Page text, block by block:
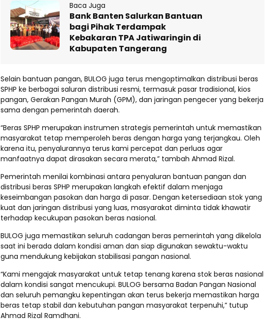
Baca Juga
Bank Banten Salurkan Bantuan
bagi Pihak Terdampak
Kebakaran TPA Jatiwaringin di
Kabupaten Tangerang
Selain bantuan pangan, BULOG juga terus mengoptimalkan distribusi beras
SPHP ke berbagai saluran distribusi resmi, termasuk pasar tradisional, kios
pangan, Gerakan Pangan Murah (GPM), dan jaringan pengecer yang bekerja
sama dengan pemerintah daerah.
“Beras SPHP merupakan instrumen strategis pemerintah untuk memastikan
masyarakat tetap memperoleh beras dengan harga yang terjangkau. Oleh
karena itu, penyalurannya terus kami percepat dan perluas agar
manfaatnya dapat dirasakan secara merata,” tambah Ahmad Rizal.
Pemerintah menilai kombinasi antara penyaluran bantuan pangan dan
distribusi beras SPHP merupakan langkah efektif dalam menjaga
keseimbangan pasokan dan harga di pasar. Dengan ketersediaan stok yang
kuat dan jaringan distribusi yang luas, masyarakat diminta tidak khawatir
terhadap kecukupan pasokan beras nasional.
BULOG juga memastikan seluruh cadangan beras pemerintah yang dikelola
saat ini berada dalam kondisi aman dan siap digunakan sewaktu-waktu
guna mendukung kebijakan stabilisasi pangan nasional.
“Kami mengajak masyarakat untuk tetap tenang karena stok beras nasional
dalam kondisi sangat mencukupi. BULOG bersama Badan Pangan Nasional
dan seluruh pemangku kepentingan akan terus bekerja memastikan harga
beras tetap stabil dan kebutuhan pangan masyarakat terpenuhi,” tutup
Ahmad Rizal Ramdhani.